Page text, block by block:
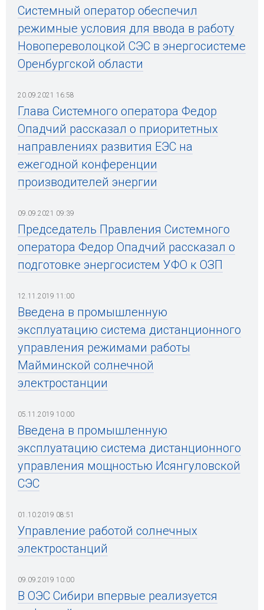
Системный оператор обеспечил
режимные условия для ввода в работу
Новопереволоцкой СЭС в энергосистеме
Оренбургской области
20.09.2021 16:58
Глава Системного оператора Федор
Опадчий рассказал о приоритетных
направлениях развития ЕЭС на
ежегодной конференции
производителей энергии
09.09.2021 09:39
Председатель Правления Системного
оператора Федор Опадчий рассказал о
подготовке энергосистем УФО к ОЗП
12.11.2019 11:00
Введена в промышленную
эксплуатацию система дистанционного
управления режимами работы
Майминской солнечной
электростанции
05.11.2019 10:00
Введена в промышленную
эксплуатацию система дистанционного
управления мощностью Исянгуловской
СЭС
01.10.2019 08:51
Управление работой солнечных
электростанций
09.09.2019 10:00
В ОЭС Сибири впервые реализуется